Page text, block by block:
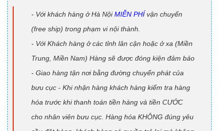
- Với khách hàng ở Hà NộiMIỄN PHÍ vận chuyển
(free ship) trong phạm vi nội thành.
- Với Khách hàng ở các tỉnh lân cận hoặc ở xa (Miền
Trung, Miền Nam) Hàng sẽ được đóng kiện đảm bảo
- Giao hàng tận nơi bằng đường chuyển phát của
bưu cục - Khi nhận hàng khách hàng kiểm tra hàng
hóa trước khi thanh toán tiền hàng và tiền CƯỚC
cho nhân viên bưu cục. Hàng hóa KHÔNG đúng yêu